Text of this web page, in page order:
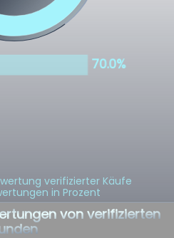
verifizierter Käufe
in Prozent
von verifizierten